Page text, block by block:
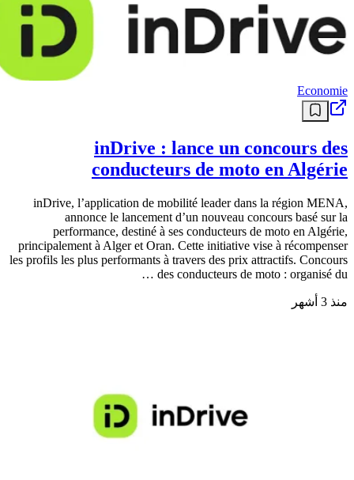
Economie
inDrive : lance un concours des
conducteurs de moto en Algérie
inDrive, l’application de mobilité leader dans la région MENA,
annonce le lancement d’un nouveau concours basé sur la
performance, destiné à ses conducteurs de moto en Algérie,
principalement à Alger et Oran. Cette initiative vise à récompenser
les profils les plus performants à travers des prix attractifs. Concours
des conducteurs de moto : organisé du …
منذ 3 أشهر